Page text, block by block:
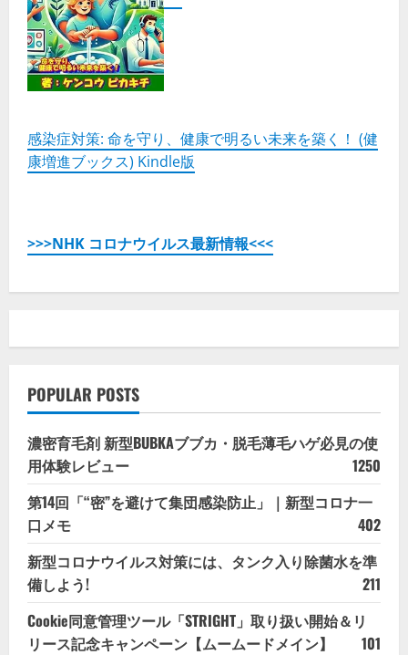
感染症対策: 命を守り、健康で明るい未来を築く！ (健
康増進ブックス) Kindle版
>>>NHK コロナウイルス最新情報<<<
POPULAR POSTS
濃密育毛剤 新型BUBKAブブカ・脱毛薄毛ハゲ必見の使
用体験レビュー
1250
第14回「“密”を避けて集団感染防止」｜新型コロナ一
口メモ
402
新型コロナウイルス対策には、タンク入り除菌水を準
備しよう!
211
Cookie同意管理ツール「STRIGHT」取り扱い開始＆リ
リース記念キャンペーン【ムームードメイン】
101